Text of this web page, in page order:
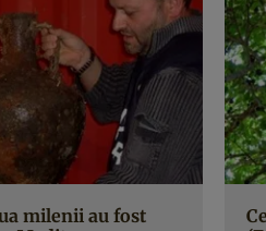
milenii au fost